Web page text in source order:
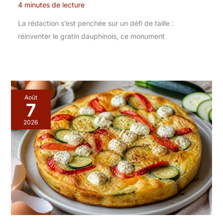
4 minutes de lecture
La rédaction s’est penchée sur un défi de taille :
réinventer le gratin dauphinois, ce monument
Août
7
2026